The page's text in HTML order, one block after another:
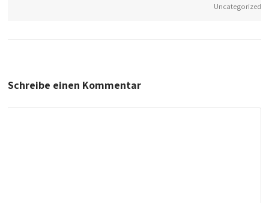
Uncategorized
Schreibe einen Kommentar